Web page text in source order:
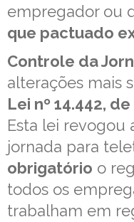
empregador ou
que pactuado
Controle da
alterações mais
Lei nº 14.442,
Esta lei revogou
jornada para
obrigatório o
todos os
trabalham em